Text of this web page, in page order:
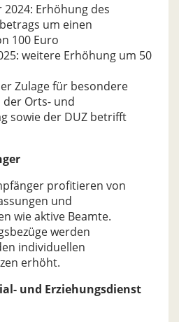
Erhöhung des
um einen
100 Euro
weitere Erhöhung um 50
Zulage für besondere
Orts- und
sowie der DUZ betrifft
profitieren von
und
wie aktive Beamte.
werden
individuellen
erhöht.
und Erziehungsdienst